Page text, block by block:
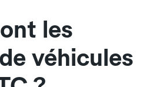
les
véhicules